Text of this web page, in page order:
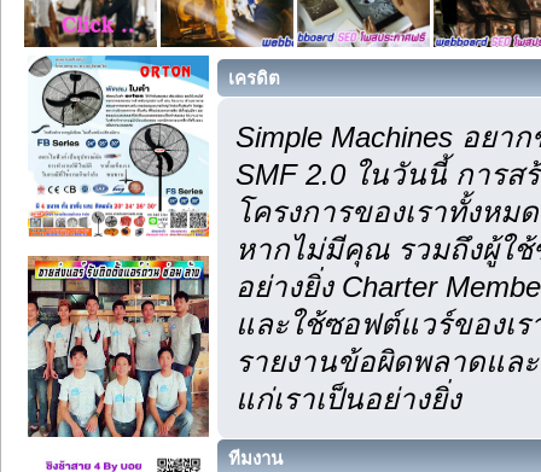
เครดิต
Simple Machines อย
SMF 2.0 ในวันนี้ การส
โครงการของเราทั้งหม
หากไม่มีคุณ รวมถึงผู้ใช้
อย่างยิ่ง Charter
และใช้ซอฟต์แวร์ของเ
รายงานข้อผิดพลาดแล
แก่เราเป็นอย่างยิ่ง
ทีมงาน